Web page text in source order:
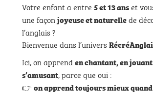
Votre enfant a entre 5 et 13 anset
une façonjoyeuse et naturellede
l’anglais ?
Bienvenue dans l’univers
Ici, on apprenden chantant, en
s’amusant, parce que oui :
👉 on apprend toujours mieux quand